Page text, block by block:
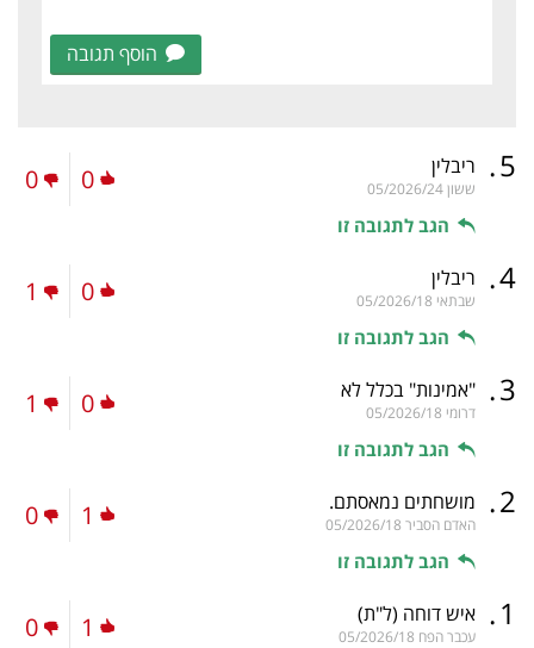
הוסף תגובה
5
. ריבלין
ששון05/2026/24
הגב לתגובה זו
0
0
4
. ריבלין
שבתאי 05/2026/18
הגב לתגובה זו
0
1
3
. "אמינות" בכלל לא
דרומי 05/2026/18
הגב לתגובה זו
0
1
2
. מושחתים נמאסתם.
האדם הסביר 05/2026/18
הגב לתגובה זו
1
0
1
. איש דוחה (ל"ת)
עכבר הפח 05/2026/18
1
0